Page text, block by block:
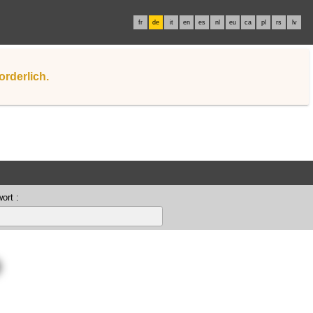
fr de it en es nl eu ca pl rs lv
: